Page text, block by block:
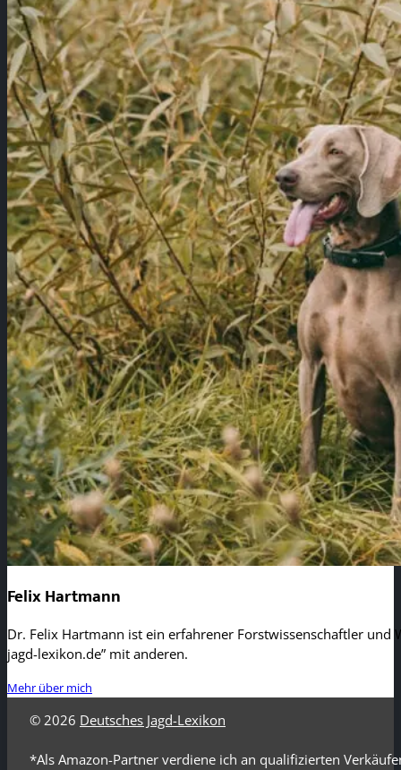
Felix Hartmann
Dr. Felix Hartmann ist ein erfahrener Forstwissenschaftler und
jagd-lexikon.de” mit anderen.
Mehr über mich
© 2026 Deutsches Jagd-Lexikon
*Als Amazon-Partner verdiene ich an qualifizierten